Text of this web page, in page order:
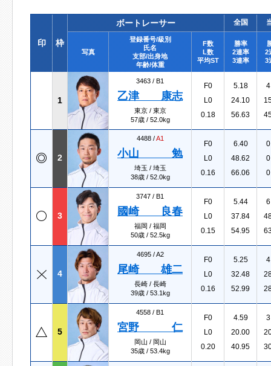
印 枠
ボートレーサー 全国
写真
登録番号/級別
氏名
支部/出身地
年齢/体重
F数
L数
平均ST
勝率
2連率
3連率
2
3
1
3463 / B1
乙津 康志
東京 / 東京
57歳 / 52.0kg
F0
L0
0.18
5.18
24.10
56.63
2
4488 /A1
小山 勉
埼玉 / 埼玉
38歳 / 52.0kg
F0
L0
0.16
6.40
48.62
66.06
3
3747 / B1
國崎 良春
福岡 / 福岡
50歳 / 52.5kg
F0
L0
0.15
5.44
37.84
54.95
4
4695 /A2
尾崎 雄二
長崎 / 長崎
39歳 / 53.1kg
F0
L0
0.16
5.25
32.48
52.99
5
4558 / B1
宮野 仁
岡山 / 岡山
35歳 / 53.4kg
F0
L0
0.20
4.59
20.00
40.95